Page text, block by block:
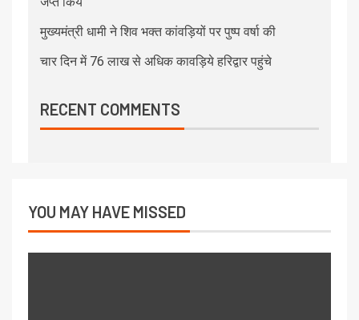
मुख्यमंत्री धामी ने शिव भक्त कांवड़ियों पर पुष्प वर्षा की
चार दिन में 76 लाख से अधिक कावड़िये हरिद्वार पहुंचे
RECENT COMMENTS
YOU MAY HAVE MISSED